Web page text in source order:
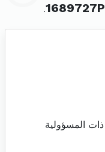
1689727P
.
المسؤولية